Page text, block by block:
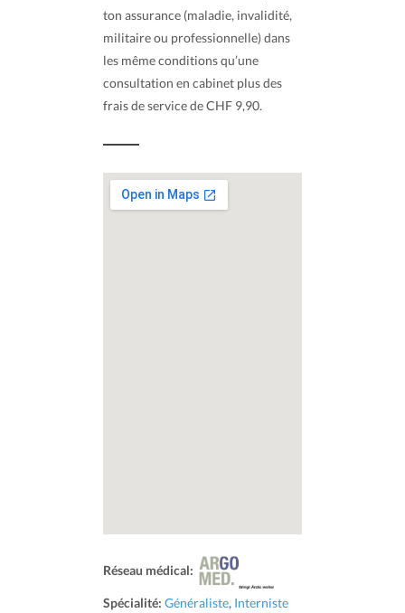
ton assurance (maladie, invalidité,
militaire ou professionnelle) dans
les même conditions qu’une
consultation en cabinet plus des
frais de service de CHF 9,90.
Réseau médical:
Spécialité: Généraliste, Interniste